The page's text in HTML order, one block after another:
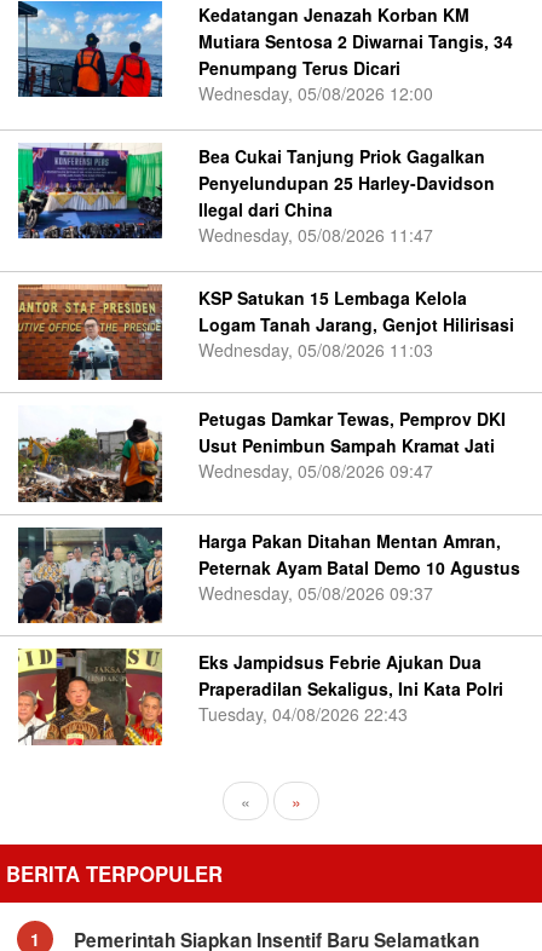
Kedatangan Jenazah Korban KM
Mutiara Sentosa 2 Diwarnai Tangis, 34
Penumpang Terus Dicari
Wednesday, 05/08/2026 12:00
Bea Cukai Tanjung Priok Gagalkan
Penyelundupan 25 Harley-Davidson
Ilegal dari China
Wednesday, 05/08/2026 11:47
KSP Satukan 15 Lembaga Kelola
Logam Tanah Jarang, Genjot Hilirisasi
Wednesday, 05/08/2026 11:03
Petugas Damkar Tewas, Pemprov DKI
Usut Penimbun Sampah Kramat Jati
Wednesday, 05/08/2026 09:47
Harga Pakan Ditahan Mentan Amran,
Peternak Ayam Batal Demo 10 Agustus
Wednesday, 05/08/2026 09:37
Eks Jampidsus Febrie Ajukan Dua
Praperadilan Sekaligus, Ini Kata Polri
Tuesday, 04/08/2026 22:43
« »
BERITA TERPOPULER
1
Pemerintah Siapkan Insentif Baru Selamatkan